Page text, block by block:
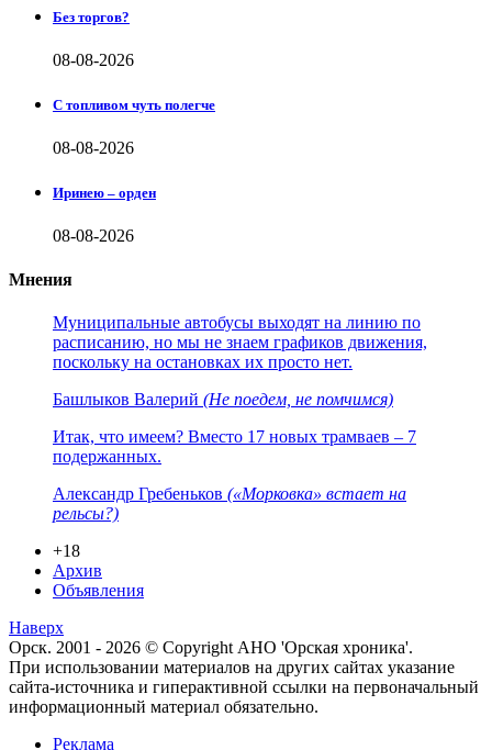
Без торгов?
08-08-2026
С топливом чуть полегче
08-08-2026
Иринею – орден
08-08-2026
Мнения
Муниципальные автобусы выходят на линию по
расписанию, но мы не знаем графиков движения,
поскольку на остановках их просто нет.
Башлыков Валерий (Не поедем, не помчимся)
Итак, что имеем? Вместо 17 новых трамваев – 7
подержанных.
Александр Гребеньков («Морковка» встает на
рельсы?)
+18
Архив
Объявления
Наверх
Орск. 2001 - 2026 © Copyright АНО 'Орская хроника'.
При использовании материалов на других сайтах указание
сайта-источника и гиперактивной ссылки на первоначальный
информационный материал обязательно.
Реклама